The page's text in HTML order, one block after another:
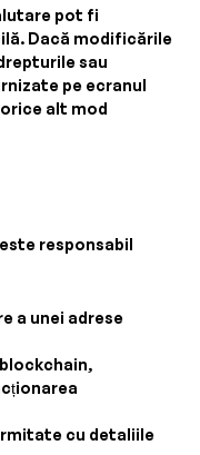
pot fi
Dacă modificările
sau
pe ecranul
alt mod
responsabil
a unei adrese
cu detaliile